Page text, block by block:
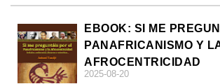
EBOOK: SI ME
PANAFRICANISMO Y
AFROCENTRICIDAD
2025-08-20